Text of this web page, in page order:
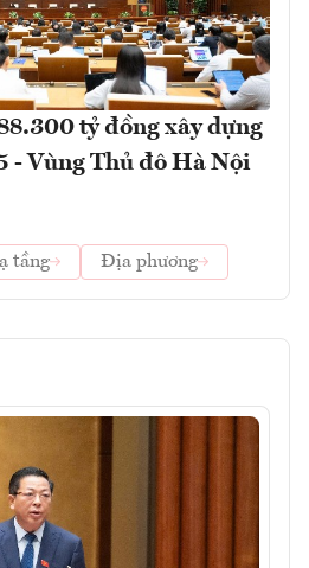
tỷ đồng xây dựng
- Vùng Thủ đô Hà Nội
tầng Địa phương